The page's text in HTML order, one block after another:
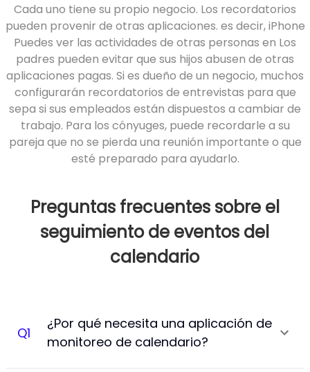
Cada uno tiene su propio negocio. Los recordatorios
pueden provenir de otras aplicaciones. es decir, iPhone
Puedes ver las actividades de otras personas en Los
padres pueden evitar que sus hijos abusen de otras
aplicaciones pagas. Si es dueño de un negocio, muchos
configurarán recordatorios de entrevistas para que
sepa si sus empleados están dispuestos a cambiar de
trabajo. Para los cónyuges, puede recordarle a su
pareja que no se pierda una reunión importante o que
esté preparado para ayudarlo.
Preguntas frecuentes sobre el
seguimiento de eventos del
calendario
Q1
¿Por qué necesita una aplicación de
monitoreo de calendario?